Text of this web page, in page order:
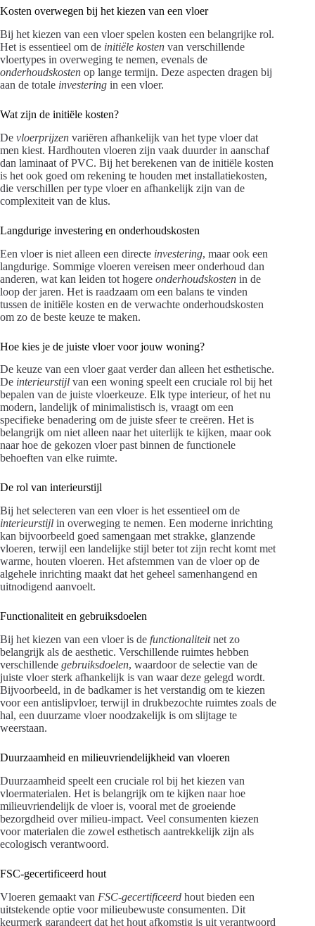
Kosten overwegen bij het kiezen van een vloer
Bij het kiezen van een vloer spelen kosten een belangrijke rol.
Het is essentieel om de initiële kosten van verschillende
vloertypes in overweging te nemen, evenals de
onderhoudskosten op lange termijn. Deze aspecten dragen bij
aan de totale investering in een vloer.
Wat zijn de initiële kosten?
De vloerprijzen variëren afhankelijk van het type vloer dat
men kiest. Hardhouten vloeren zijn vaak duurder in aanschaf
dan laminaat of PVC. Bij het berekenen van de initiële kosten
is het ook goed om rekening te houden met installatiekosten,
die verschillen per type vloer en afhankelijk zijn van de
complexiteit van de klus.
Langdurige investering en onderhoudskosten
Een vloer is niet alleen een directe investering, maar ook een
langdurige. Sommige vloeren vereisen meer onderhoud dan
anderen, wat kan leiden tot hogere onderhoudskosten in de
loop der jaren. Het is raadzaam om een balans te vinden
tussen de initiële kosten en de verwachte onderhoudskosten
om zo de beste keuze te maken.
Hoe kies je de juiste vloer voor jouw woning?
De keuze van een vloer gaat verder dan alleen het esthetische.
De interieurstijl van een woning speelt een cruciale rol bij het
bepalen van de juiste vloerkeuze. Elk type interieur, of het nu
modern, landelijk of minimalistisch is, vraagt om een
specifieke benadering om de juiste sfeer te creëren. Het is
belangrijk om niet alleen naar het uiterlijk te kijken, maar ook
naar hoe de gekozen vloer past binnen de functionele
behoeften van elke ruimte.
De rol van interieurstijl
Bij het selecteren van een vloer is het essentieel om de
interieurstijl in overweging te nemen. Een moderne inrichting
kan bijvoorbeeld goed samengaan met strakke, glanzende
vloeren, terwijl een landelijke stijl beter tot zijn recht komt met
warme, houten vloeren. Het afstemmen van de vloer op de
algehele inrichting maakt dat het geheel samenhangend en
uitnodigend aanvoelt.
Functionaliteit en gebruiksdoelen
Bij het kiezen van een vloer is de functionaliteitnet zo
belangrijk als de aesthetic. Verschillende ruimtes hebben
verschillende gebruiksdoelen, waardoor de selectie van de
juiste vloer sterk afhankelijk is van waar deze gelegd wordt.
Bijvoorbeeld, in de badkamer is het verstandig om te kiezen
voor een antislipvloer, terwijl in drukbezochte ruimtes zoals de
hal, een duurzame vloer noodzakelijk is om slijtage te
weerstaan.
Duurzaamheid en milieuvriendelijkheid van vloeren
Duurzaamheid speelt een cruciale rol bij het kiezen van
vloermaterialen. Het is belangrijk om te kijken naar hoe
milieuvriendelijk de vloer is, vooral met de groeiende
bezorgdheid over milieu-impact. Veel consumenten kiezen
voor materialen die zowel esthetisch aantrekkelijk zijn als
ecologisch verantwoord.
FSC-gecertificeerd hout
Vloeren gemaakt van FSC-gecertificeerd hout bieden een
uitstekende optie voor milieubewuste consumenten. Dit
keurmerk garandeert dat het hout afkomstig is uit verantwoord